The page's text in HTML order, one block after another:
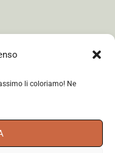
li coloriamo! Ne